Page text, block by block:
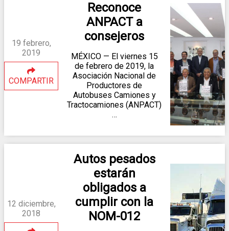
19 febrero,
2019
COMPARTIR
Reconoce
ANPACT a
consejeros
MÉXICO — El viernes 15
de febrero de 2019, la
Asociación Nacional de
Productores de
Autobuses Camiones y
Tractocamiones (ANPACT)
…
12 diciembre,
2018
Autos pesados
estarán
obligados a
cumplir con la
NOM-012